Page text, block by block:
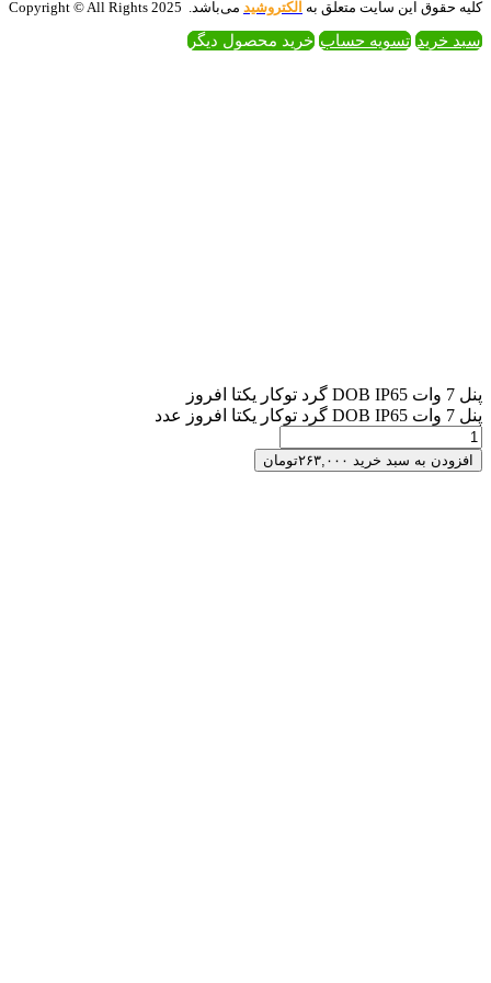
می‌باشد. 2025 Copyright © All Rights
محصول دیگر